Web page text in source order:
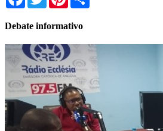
Debate informativo